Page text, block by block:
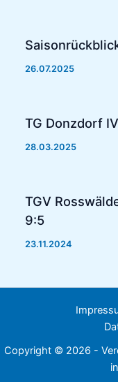
26.07.2025
TG Donzdorf
28.03.2025
TGV
9:5
23.11.2024
Copyright © 2026 -